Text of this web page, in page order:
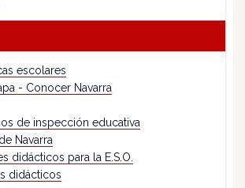
escolares
- Conocer Navarra
de inspección educativa
Navarra
didácticos para la E.S.O.
didácticos